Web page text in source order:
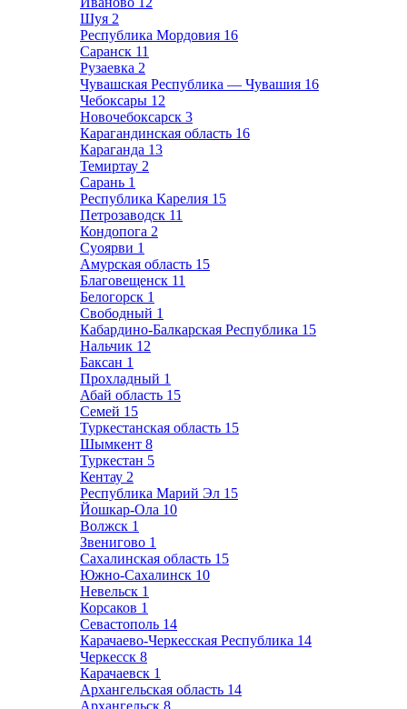
Шуя 2
Республика Мордовия 16
Саранск 11
Рузаевка 2
Чувашская Республика — Чувашия 16
Чебоксары 12
Новочебоксарск 3
Карагандинская область 16
Караганда 13
Темиртау 2
Сарань 1
Республика Карелия 15
Петрозаводск 11
Кондопога 2
Суоярви 1
Амурская область 15
Благовещенск 11
Белогорск 1
Свободный 1
Кабардино-Балкарская Республика 15
Нальчик 12
Баксан 1
Прохладный 1
Абай область 15
Семей 15
Туркестанская область 15
Шымкент 8
Туркестан 5
Кентау 2
Республика Марий Эл 15
Йошкар-Ола 10
Волжск 1
Звенигово 1
Сахалинская область 15
Южно-Сахалинск 10
Невельск 1
Корсаков 1
Севастополь 14
Карачаево-Черкесская Республика 14
Черкесск 8
Карачаевск 1
Архангельская область 14
Архангельск 8